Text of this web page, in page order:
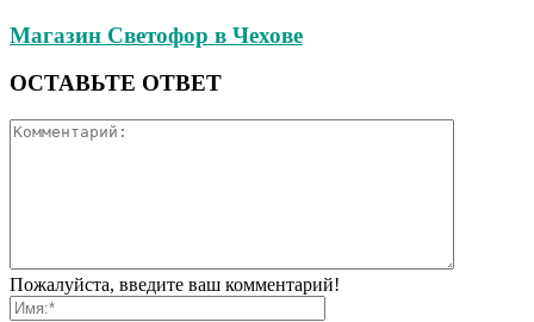
Магазин Светофор в Чехове
ОСТАВЬТЕ ОТВЕТ
Пожалуйста, введите ваш комментарий!